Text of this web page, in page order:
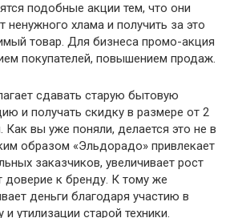
подобные акции тем, что они
ненужного хлама и получить за это
товар. Для бизнеса промо-акция
покупателей, повышением продаж.
сдавать старую бытовую
и получать скидку в размере от 2
Как вы уже поняли, делается это не в
образом «Эльдорадо» привлекает
заказчиков, увеличивает рост
к бренду. К тому же
деньги благодаря участию в
утилизации старой техники.